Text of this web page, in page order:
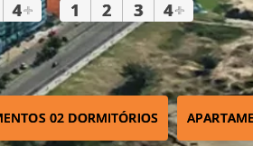
4+ 1 2 3 4+
02 DORMITÓRIOS